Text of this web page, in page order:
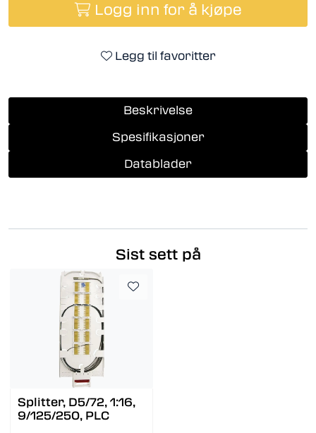
Logg inn for å kjøpe
Legg til favoritter
Beskrivelse
Spesifikasjoner
Datablader
Sist sett på
Splitter, D5/72, 1:16,
9/125/250, PLC